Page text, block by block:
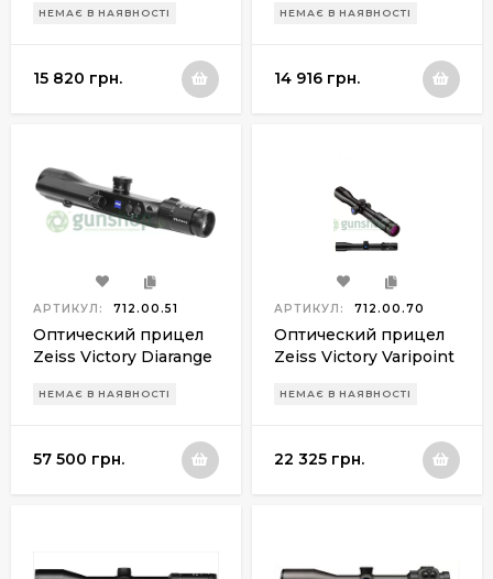
НЕМАЄ В НАЯВНОСТІ
15 820 грн.
НЕМАЄ В НАЯВНОСТІ
14 916 грн.
АРТИКУЛ: 712.00.51
Оптический прицел
Zeiss Victory Diarange
ret.60
НЕМАЄ В НАЯВНОСТІ
57 500 грн.
АРТИКУЛ: 712.00.70
Оптический прицел
Zeiss Victory Varipoint
ret.60
НЕМАЄ В НАЯВНОСТІ
22 325 грн.